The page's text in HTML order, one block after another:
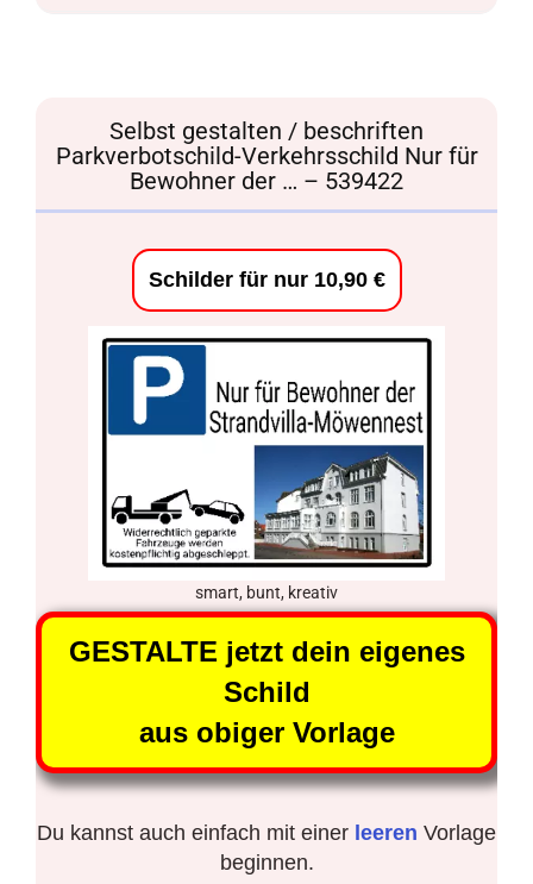
Selbst gestalten / beschriften
Parkverbotschild-Verkehrsschild Nur für
Bewohner der … – 539422
Schilder für nur 10,90 €
smart, bunt, kreativ
GESTALTE jetzt dein eigenes
Schild
aus obiger Vorlage
Du kannst auch einfach mit einer leeren Vorlage
beginnen.